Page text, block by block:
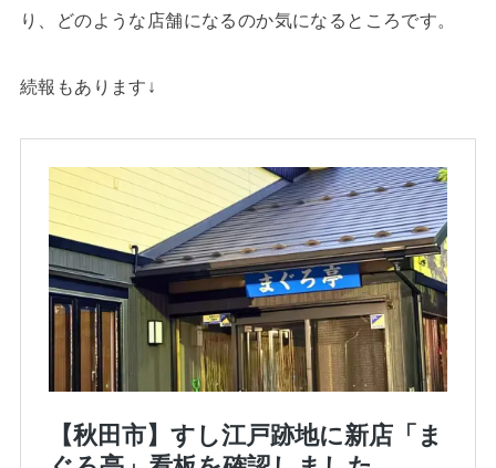
り、どのような店舗になるのか気になるところです。
続報もあります↓